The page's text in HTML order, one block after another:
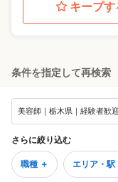
キープす
条件を指定して再検索
美容師｜栃木県｜経験者歓迎
さらに絞り込む
職種 ＋ エリア・駅